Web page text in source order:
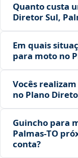
Quanto custa
Diretor Sul,
Em quais
para moto no
Vocês
no Plano
Guincho para
Palmas‑TO
conta?